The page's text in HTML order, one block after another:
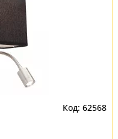
62568